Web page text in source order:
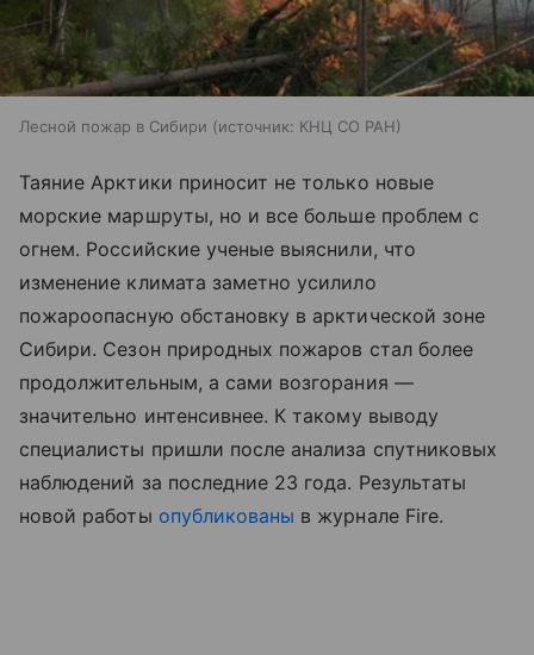
Лесной пожар в Сибири источник: КНЦ СО РАН
Таяние Арктики приносит не только новые
морские маршруты, но и все больше проблем с
огнем. Российские ученые выяснили, что
изменение климата заметно усилило
пожароопасную обстановку в арктической зоне
Сибири. Сезон природных пожаров стал более
продолжительным, а сами возгорания —
значительно интенсивнее. К такому выводу
специалисты пришли после анализа спутниковых
наблюдений за последние 23 года. Результаты
новой работы опубликованы в журнале Fire.